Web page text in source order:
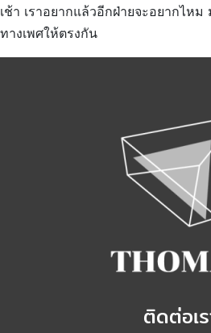
เช้า เราอยากแล้วอีกฝ่ายจะอยากไห
ทางเพศให้ตรงกัน
ติดต่อเ